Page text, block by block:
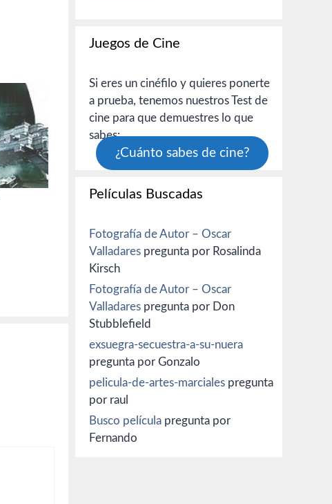
Juegos de Cine
Si eres un cinéfilo y quieres ponerte
a prueba, tenemos nuestros Test de
cine para que demuestres lo que
sabes:
¿Cuánto sabes de cine?
Películas Buscadas
Fotografía de Autor – Oscar
Valladares pregunta por Rosalinda
Kirsch
Fotografía de Autor – Oscar
Valladares pregunta por Don
Stubblefield
exsuegra-secuestra-a-su-nuera
pregunta por Gonzalo
pelicula-de-artes-marciales pregunta
por raul
Busco película pregunta por
Fernando